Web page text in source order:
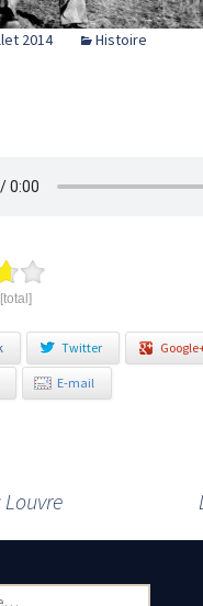
2014 Histoire
Twitter
E-mail
des
Louvre